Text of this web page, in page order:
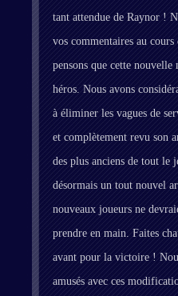
tant attendue de Raynor !
vos commentaires au
pensons que cette
héros. Nous avons
à éliminer les vagues de
et complètement revu son
des plus anciens de tout le
désormais un tout nouvel
nouveaux joueurs ne
prendre en main. Faites
avant pour la victoire !
amusés avec ces